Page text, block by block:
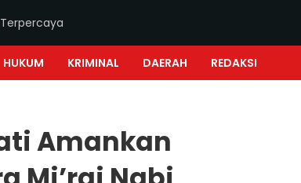
HUKUM KRIMINAL DAERAH REDAKSI
Amankan